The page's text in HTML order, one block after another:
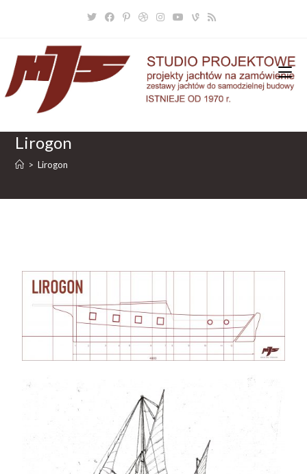
0
Lirogon
> Lirogon